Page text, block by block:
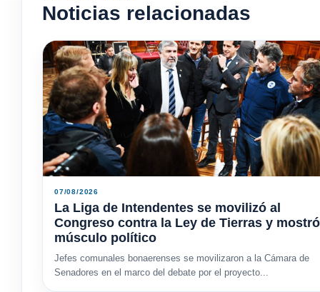
Noticias relacionadas
07/08/2026
La Liga de Intendentes se movilizó al
Congreso contra la Ley de Tierras y mostró
músculo político
Jefes comunales bonaerenses se movilizaron a la Cámara de
Senadores en el marco del debate por el proyecto...